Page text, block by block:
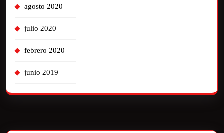
agosto 2020
julio 2020
febrero 2020
junio 2019